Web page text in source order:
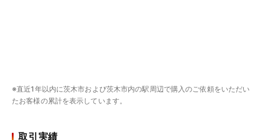
※直近1年以内に茨木市および茨木市内の駅周辺で購入のご依頼をいただい
たお客様の累計を表示しています。
取引実績